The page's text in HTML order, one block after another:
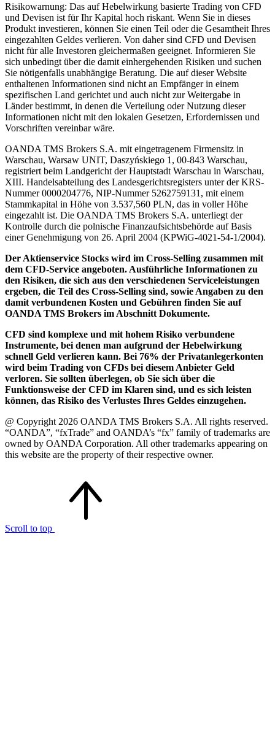
Risikowarnung: Das auf Hebelwirkung basierte Trading von CFD
und Devisen ist für Ihr Kapital hoch riskant. Wenn Sie in dieses
Produkt investieren, können Sie einen Teil oder die Gesamtheit Ihres
eingezahlten Geldes verlieren. Von daher sind CFD und Devisen
nicht für alle Investoren gleichermaßen geeignet. Informieren Sie
sich unbedingt über die damit einhergehenden Risiken und suchen
Sie nötigenfalls unabhängige Beratung. Die auf dieser Website
enthaltenen Informationen sind nicht an Empfänger in einem
spezifischen Land gerichtet und auch nicht zur Weitergabe in
Länder bestimmt, in denen die Verteilung oder Nutzung dieser
Informationen nicht mit den lokalen Gesetzen, Erfordernissen und
Vorschriften vereinbar wäre.
OANDA TMS Brokers S.A. mit eingetragenem Firmensitz in
Warschau, Warsaw UNIT, Daszyńskiego 1, 00-843 Warschau,
registriert beim Landgericht der Hauptstadt Warschau in Warschau,
XIII. Handelsabteilung des Landesgerichtsregisters unter der KRS-
Nummer 0000204776, NIP-Nummer 5262759131, mit einem
Stammkapital in Höhe von 3.537,560 PLN, das in voller Höhe
eingezahlt ist. Die OANDA TMS Brokers S.A. unterliegt der
Kontrolle durch die polnische Finanzaufsichtsbehörde auf Basis
einer Genehmigung von 26. April 2004 (KPWiG-4021-54-1/2004).
Der Aktienservice Stocks wird im Cross-Selling zusammen mit
dem CFD-Service angeboten. Ausführliche Informationen zu
den Risiken, die sich aus den verschiedenen Serviceleistungen
ergeben, die Teil des Cross-Selling sind, sowie Angaben zu den
damit verbundenen Kosten und Gebühren finden Sie auf
OANDA TMS Brokers im Abschnitt Dokumente.
CFD sind komplexe und mit hohem Risiko verbundene
Instrumente, bei denen man aufgrund der Hebelwirkung
schnell Geld verlieren kann. Bei 76% der Privatanlegerkonten
wird beim Trading von CFDs bei diesem Anbieter Geld
verloren. Sie sollten überlegen, ob Sie sich über die
Funktionsweise der CFD im Klaren sind, und es sich leisten
können, das Risiko des Verlustes Ihres Geldes einzugehen.
@ Copyright 2026 OANDA TMS Brokers S.A. All rights reserved.
“OANDA”, “fxTrade” and OANDA’s “fx” family of trademarks are
owned by OANDA Corporation. All other trademarks appearing on
this website are the property of their respective owner.
Scroll to top